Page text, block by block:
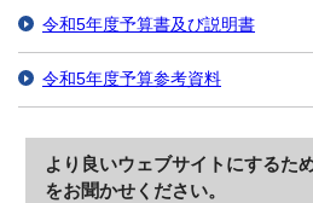
令和5年度予算書及び説明書
令和5年度予算参考資料
より良いウェブサイトにするた
をお聞かせください。